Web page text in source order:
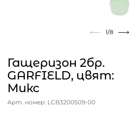
1/8
Гащеризон 2бр.
GARFIELD, цвят:
Микс
Арт. номер: LCB3200509-00